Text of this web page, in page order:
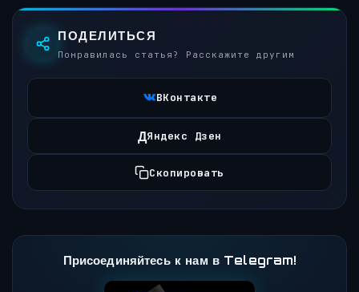
ПОДЕЛИТЬСЯ
Понравилась статья? Расскажите другим
ВКонтакте
ДЯндекс Дзен
Скопировать
Присоединяйтесь к нам в Telegram!